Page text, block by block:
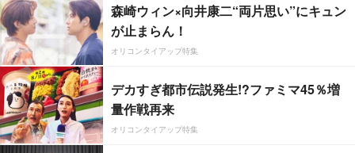
森崎ウィン×向井康二“両片思い”にキュン
が止まらん！
オリコンタイアップ特集
デカすぎ都市伝説発生!?ファミマ45％増
量作戦再来
オリコンタイアップ特集